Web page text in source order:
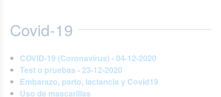
Covid-19
COVID-19 (Coronavirus) - 04-12-2020
Test o pruebas - 23-12-2020
Embarazo, parto, lactancia y Covid19
Uso de mascarillas